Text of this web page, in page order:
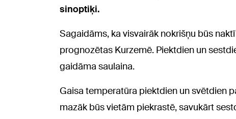
sinoptiķi.
Sagaidāms, ka visvairāk nokrišņu būs
prognozētas Kurzemē. Piektdien un
gaidāma saulaina.
Gaisa temperatūra piektdien un svētdien
mazāk būs vietām piekrastē, savukārt